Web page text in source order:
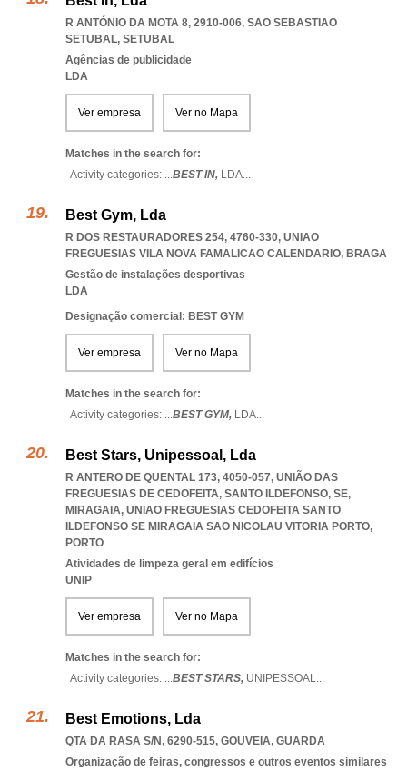
R ANTÓNIO DA MOTA 8, 2910-006, SAO SEBASTIAO
SETUBAL, SETUBAL
Agências de publicidade
LDA
Ver empresa Ver no Mapa
Matches in the search for:
Activity categories: ...BEST IN, LDA...
Best Gym, Lda
R DOS RESTAURADORES 254, 4760-330, UNIAO
FREGUESIAS VILA NOVA FAMALICAO CALENDARIO, BRAGA
Gestão de instalações desportivas
LDA
Designação comercial: BEST GYM
Ver empresa Ver no Mapa
Matches in the search for:
Activity categories: ...BEST GYM, LDA...
Best Stars, Unipessoal, Lda
R ANTERO DE QUENTAL 173, 4050-057, UNIÃO DAS
FREGUESIAS DE CEDOFEITA, SANTO ILDEFONSO, SE,
MIRAGAIA, UNIAO FREGUESIAS CEDOFEITA SANTO
ILDEFONSO SE MIRAGAIA SAO NICOLAU VITORIA PORTO,
PORTO
Atividades de limpeza geral em edifícios
UNIP
Ver empresa Ver no Mapa
Matches in the search for:
Activity categories: ...BEST STARS, UNIPESSOAL...
Best Emotions, Lda
QTA DA RASA S/N, 6290-515, GOUVEIA, GUARDA
Organização de feiras, congressos e outros eventos similares